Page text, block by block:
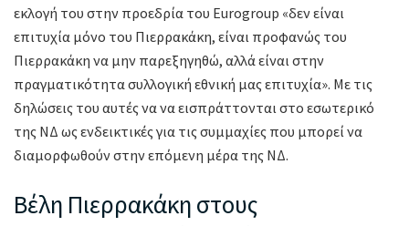
εκλογή του στην προεδρία του Eurogroup «δεν είναι
επιτυχία μόνο του Πιερρακάκη, είναι προφανώς του
Πιερρακάκη να μην παρεξηγηθώ, αλλά είναι στην
πραγματικότητα συλλογική εθνική μας επιτυχία». Με τις
δηλώσεις του αυτές να να εισπράττονται στο εσωτερικό
της ΝΔ ως ενδεικτικές για τις συμμαχίες που μπορεί να
διαμορφωθούν στην επόμενη μέρα της ΝΔ.
Βέλη Πιερρακάκη στους